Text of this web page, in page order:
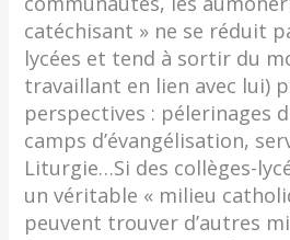
catéchisant » ne se réduit
lycées et tend à sortir du
travaillant en lien avec lui)
perspectives : pélerinages
camps d’évangélisation,
Liturgie…Si des collèges-
un véritable « milieu
peuvent trouver d’autres